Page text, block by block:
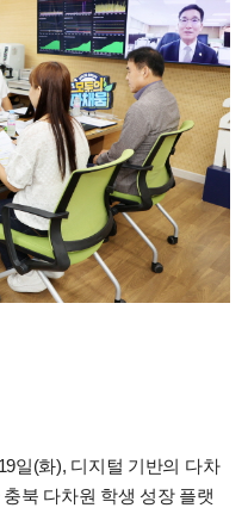
일(화), 디지털 기반의 다차
북 다차원 학생 성장 플랫